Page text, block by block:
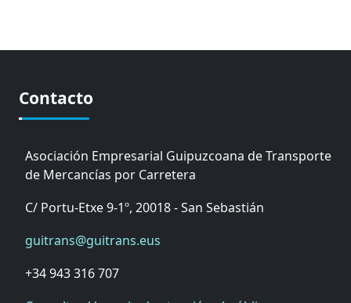
Contacto
Asociación Empresarial Guipuzcoana de Transporte
de Mercancías por Carretera
C/ Portu-Etxe 9-1º, 20018 - San Sebastián
guitrans@guitrans.eus
+34 943 316 707